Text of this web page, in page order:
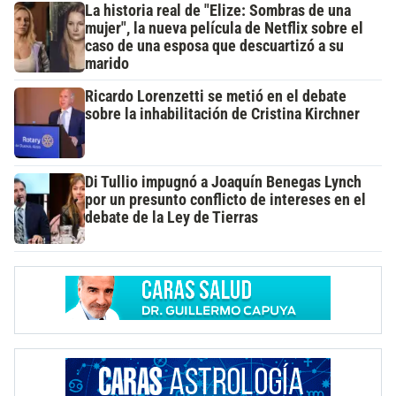
La historia real de "Elize: Sombras de una
mujer", la nueva película de Netflix sobre el
caso de una esposa que descuartizó a su
marido
Ricardo Lorenzetti se metió en el debate
sobre la inhabilitación de Cristina Kirchner
Di Tullio impugnó a Joaquín Benegas Lynch
por un presunto conflicto de intereses en el
debate de la Ley de Tierras